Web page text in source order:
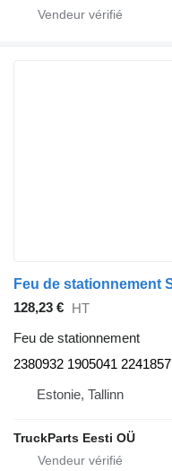
128,23 € HT
Feu de stationnement
2380932 1905041 2241857
Estonie, Tallinn
TruckParts Eesti OÜ